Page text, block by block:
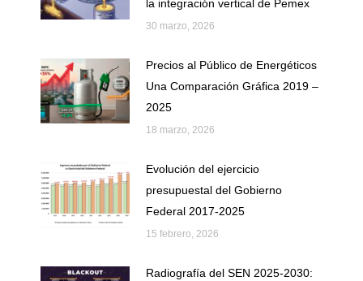
la integración vertical de Pemex
30 marzo, 2026
Precios al Público de Energéticos
Una Comparación Gráfica 2019 –
2025
18 marzo, 2026
Evolución del ejercicio
presupuestal del Gobierno
Federal 2017-2025
15 febrero, 2026
Radiografía del SEN 2025-2030: